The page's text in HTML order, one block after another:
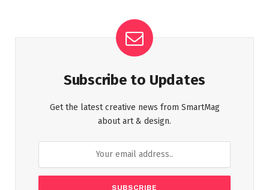
Subscribe to Updates
Get the latest creative news from SmartMag
about art & design.